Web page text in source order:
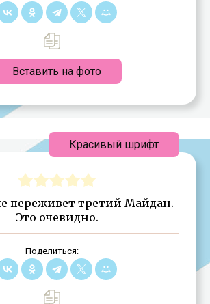
Вставить на фото
переживет третий Майдан.
Это очевидно.
Поделиться:
Красивый шрифт